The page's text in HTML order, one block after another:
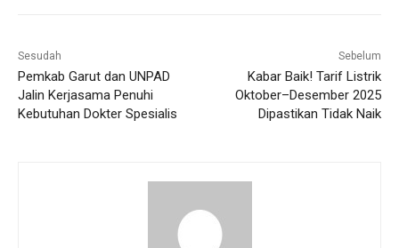
Sesudah
‎Pemkab Garut dan UNPAD
Jalin Kerjasama Penuhi
Kebutuhan Dokter Spesialis
Sebelum
Kabar Baik! Tarif Listrik
Oktober–Desember 2025
Dipastikan Tidak Naik